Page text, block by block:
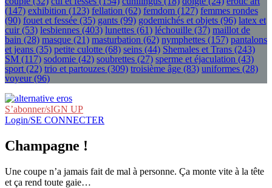
(147) exhibition (123) fellation (62) femdom (127) femmes rondes
(90) fouet et fessée (35) gants (99) godemichés et objets (96) latex et
cuir(53) lesbiennes (403) lunettes (61) léchouille (37) maillot de
bain (28) masque (21) masturbation (62) nymphettes (157) pantalons
et jeans (35) petite culotte (68) seins (44) Shemales et Trans (243)
SM (117) sodomie (42) soubrettes (27) sperme et éjaculation (43)
sport (22) trio et partouzes (309) troisième âge (83) uniformes (28)
voyeur(96)
S’abonner/sIGN UP
Login/SE CONNECTER
Champagne !
Une coupe n’a jamais fait de mal à personne. Ça monte vite à la tête
et ça rend toute gaie…